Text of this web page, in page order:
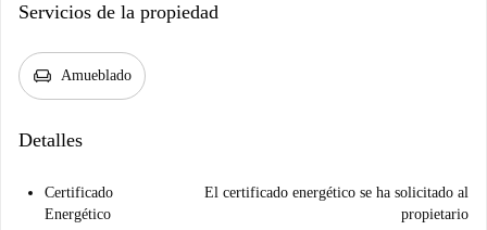
Servicios de la propiedad
chair Amueblado
Detalles
Certificado
Energético
El certificado energético se ha solicitado al
propietario